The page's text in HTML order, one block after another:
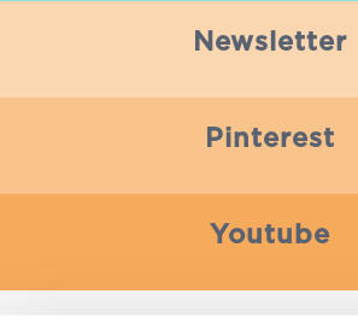
Newsletter
Pinterest
Youtube